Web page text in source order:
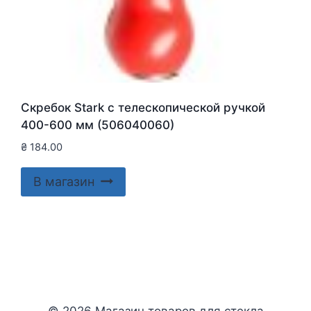
Скребок Stark с телескопической ручкой
400-600 мм (506040060)
₴ 184.00
В магазин